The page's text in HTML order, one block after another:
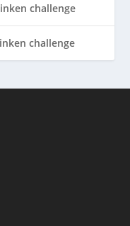
challenge
challenge